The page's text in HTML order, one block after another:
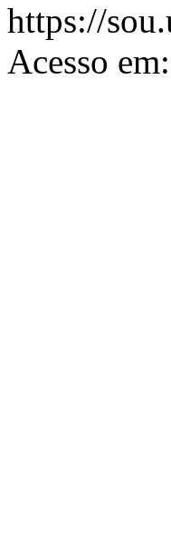
https://
Acesso